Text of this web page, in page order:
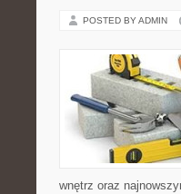
POSTED BY ADMIN
wnętrz oraz